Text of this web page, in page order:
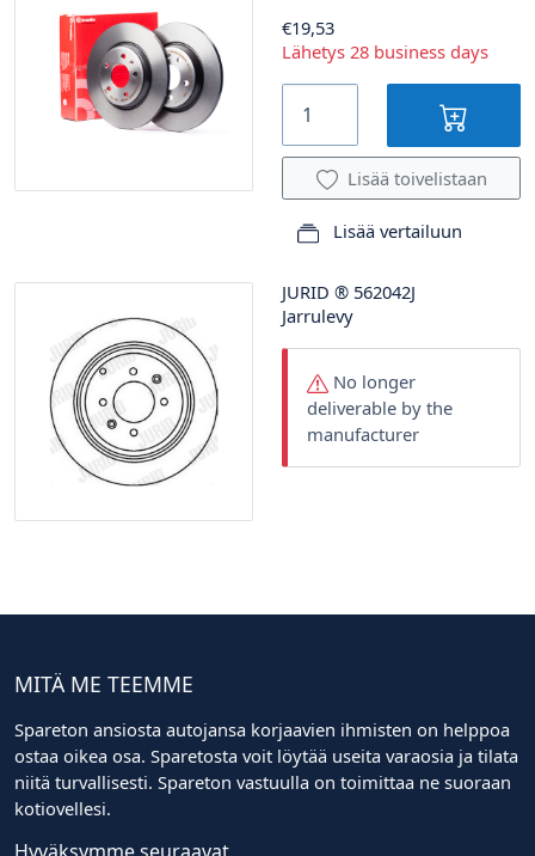
€19,53
Lähetys 28 business days
Lisää toivelistaan
Lisää vertailuun
JURID ® 562042J
Jarrulevy
No longer
deliverable by the
manufacturer
MITÄ ME TEEMME
Spareton ansiosta autojansa korjaavien ihmisten on helppoa
ostaa oikea osa. Sparetosta voit löytää useita varaosia ja tilata
niitä turvallisesti. Spareton vastuulla on toimittaa ne suoraan
kotiovellesi.
Hyväksymme seuraavat